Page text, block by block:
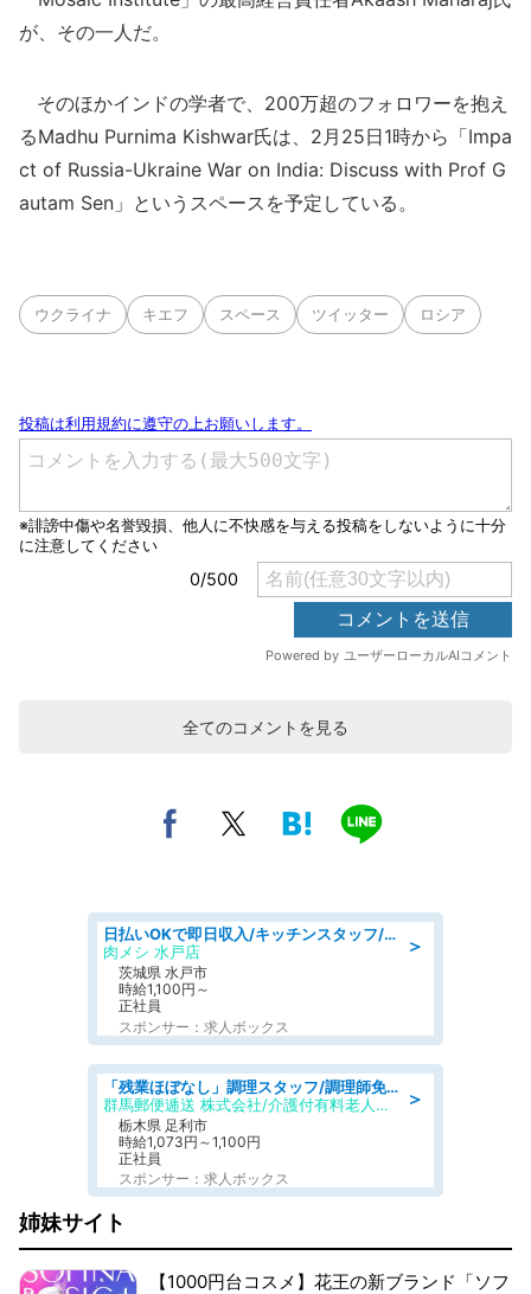
が、その一人だ。
そのほかインドの学者で、200万超のフォロワーを抱え
るMadhu Purnima Kishwar氏は、2月25日1時から「Impa
ct of Russia-Ukraine War on India: Discuss with Prof G
autam Sen」というスペースを予定している。
ウクライナ キエフ スペース ツイッター ロシア
全てのコメントを見る
＞
日払いOKで即日収入/キッチンスタッフ/デリバリー業務など、自己成長可能な幅広い仕事に挑戦!髪型自由&ピアス・ネイルOK/茨城県/水戸市
肉メシ 水戸店
茨城県 水戸市
時給1,100円～
正社員
スポンサー：求人ボックス
＞
「残業ほぼなし」調理スタッフ/調理師免許必須/正職員/日勤のみ/介護付き有料老人ホーム/社会保障完備
群馬郵便逓送 株式会社/介護付有料老人ホーム ふる里
栃木県 足利市
時給1,073円～1,100円
正社員
スポンサー：求人ボックス
姉妹サイト
【1000円台コスメ】花王の新ブランド「ソフ